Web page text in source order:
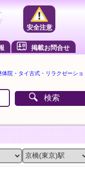
安全注意
掲載お問合せ
院・タイ古式・リラクゼーショ
検索